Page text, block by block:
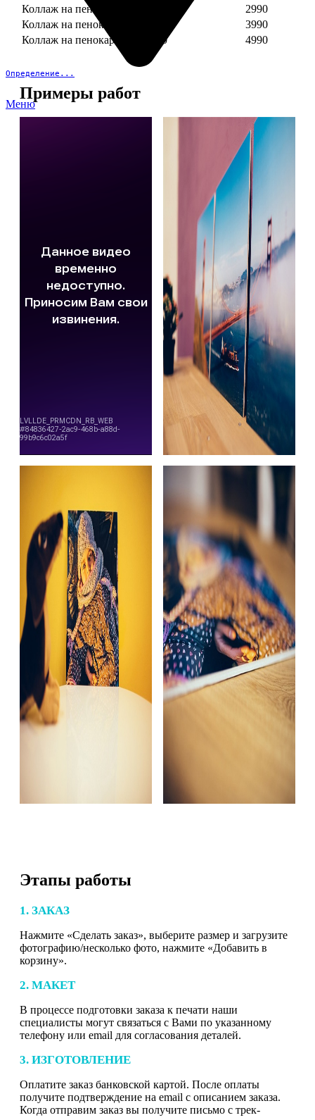
Определение...
Меню
Коллаж на пенокартоне 30х30
2990
Коллаж на пенокартоне 30х60
3990
Коллаж на пенокартоне 30х90
4990
Примеры работ
Этапы работы
1. ЗАКАЗ
Нажмите «Сделать заказ», выберите размер и загрузите
фотографию/несколько фото, нажмите «Добавить в
корзину».
2. МАКЕТ
В процессе подготовки заказа к печати наши
специалисты могут связаться с Вами по указанному
телефону или email для согласования деталей.
3. ИЗГОТОВЛЕНИЕ
Оплатите заказ банковской картой. После оплаты
получите подтверждение на email с описанием заказа.
Когда отправим заказ вы получите письмо с трек-